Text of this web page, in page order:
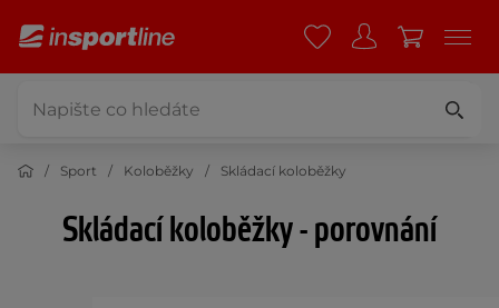
Sport Koloběžky Skládací koloběžky
Skládací koloběžky - porovnání